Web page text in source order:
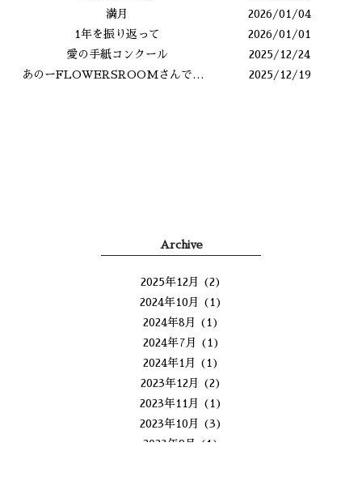
満月
2026/01/04
1年を振り返って
2026/01/01
愛の手紙コンクール
2025/12/24
2025/12/19
Archive
2025年12月
(2)
2024年10月
(1)
2024年8月
(1)
2024年7月
(1)
2024年1月
(1)
2023年12月
(2)
2023年11月
(1)
2023年10月
(3)
2023年9月
(1)